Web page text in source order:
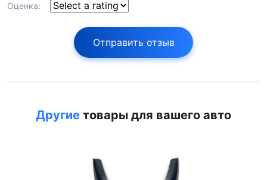
Оценка:
Отправить отзыв
Другие товары для вашего авто